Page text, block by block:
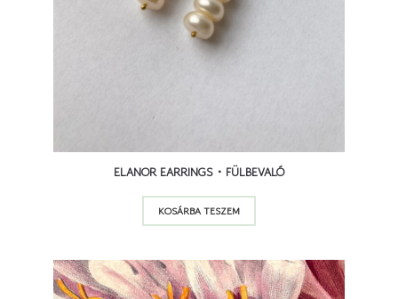
ELANOR EARRINGS • FÜLBEVALÓ
KOSÁRBA TESZEM